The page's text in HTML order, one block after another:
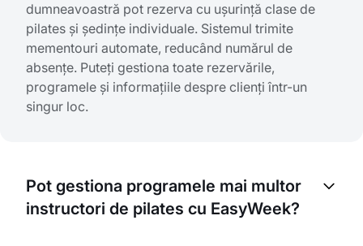
dumneavoastră pot rezerva cu ușurință clase de
pilates și ședințe individuale. Sistemul trimite
mementouri automate, reducând numărul de
absențe. Puteți gestiona toate rezervările,
programele și informațiile despre clienți într-un
singur loc.
Pot gestiona programele mai multor
instructori de pilates cu EasyWeek?